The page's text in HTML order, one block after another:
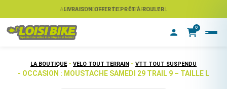
LIVRAISON OFFERTE PRÊT À ROULER
ASSUREZ VOTRE VÉLO CONTRE LE VOL
0
LA BOUTIQUE - VELO TOUT TERRAIN - VTT TOUT SUSPENDU
- OCCASION : MOUSTACHE SAMEDI 29 TRAIL 9 – TAILLE L